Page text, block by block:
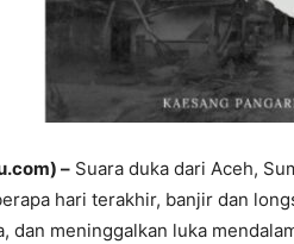
– Suara duka dari Aceh,
hari terakhir, banjir dan
dan meninggalkan luka